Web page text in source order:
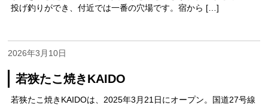
投げ釣りができ、付近では一番の穴場です。宿から […]
若狭たこ焼きKAIDO
2026年3月10日
若狭たこ焼きKAIDOは、2025年3月21日にオープン。国道27号線